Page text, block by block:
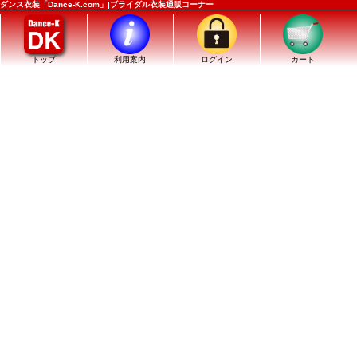
ダンス衣装「Dance-K.com」|ブライダル衣装通販コーナー
トップ 利用案内 ログイン カート